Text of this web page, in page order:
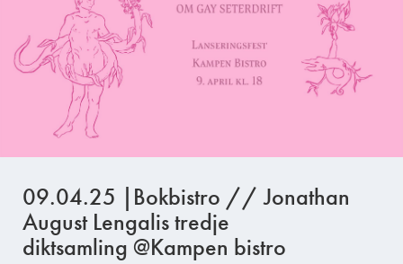
09.04.25 |Bokbistro // Jonathan
August Lengalis tredje
diktsamling @Kampen bistro